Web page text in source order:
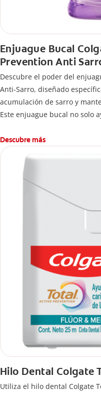
Enjuague Bucal
Prevention Anti
Descubre el poder del
Anti-Sarro, diseñado
acumulación de sarro y
Este enjuague bucal no solo
Descubre más
Hilo Dental Colgate
Utiliza el hilo dental Colgate